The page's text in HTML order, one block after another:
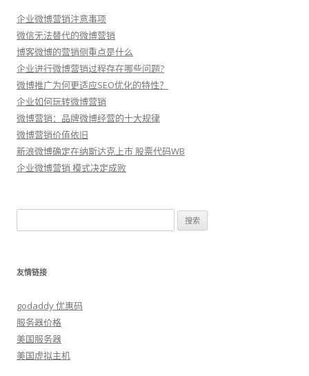
企业微博营销注意事项
微信无法替代的微博营销
博客微博的营销侧重点是什么
企业进行微博营销过程存在哪些问题?
微博推广为何更适应SEO优化的特性？
企业如何玩转微博营销
微博营销：品牌微博经营的十大规律
微博营销价值依旧
新浪微博确定在纳斯达克上市 股票代码WB
企业微博营销 模式决定成败
索：
友情链接
godaddy 优惠码
服务器价格
美国服务器
美国虚拟主机